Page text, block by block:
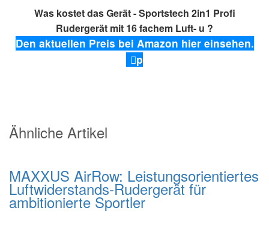
Was kostet das Gerät - Sportstech 2in1 Profi
Rudergerät mit 16 fachem Luft- u ?
Den aktuellen Preis bei Amazon hier einsehen.
p
Ähnliche Artikel
MAXXUS AirRow: Leistungsorientiertes
Luftwiderstands-Rudergerät für
ambitionierte Sportler